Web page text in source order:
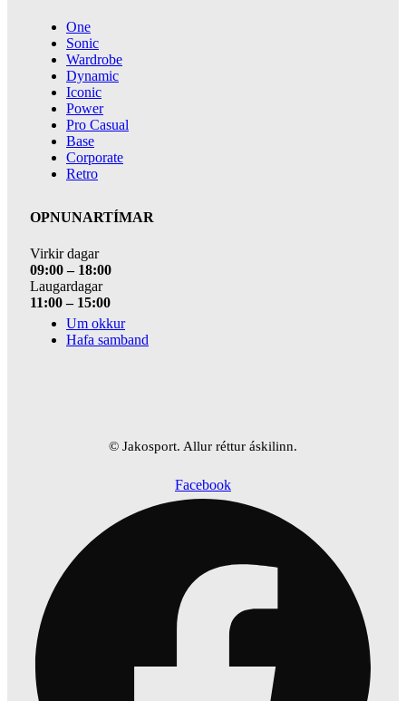
One
Sonic
Wardrobe
Dynamic
Iconic
Power
Pro Casual
Base
Corporate
Retro
OPNUNARTÍMAR
Virkir dagar
09:00 – 18:00
Laugardagar
11:00 – 15:00
Um okkur
Hafa samband
© Jakosport. Allur réttur áskilinn.
Facebook